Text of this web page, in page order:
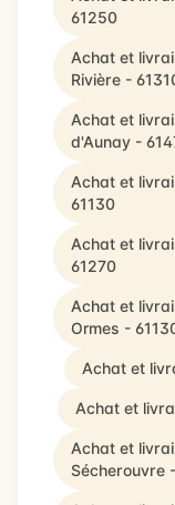
61250
Achat et
Rivière -
Achat et
d'Aunay -
Achat et
61130
Achat et
61270
Achat et
Ormes -
Achat et
Achat et
Achat et
Sécherouvre